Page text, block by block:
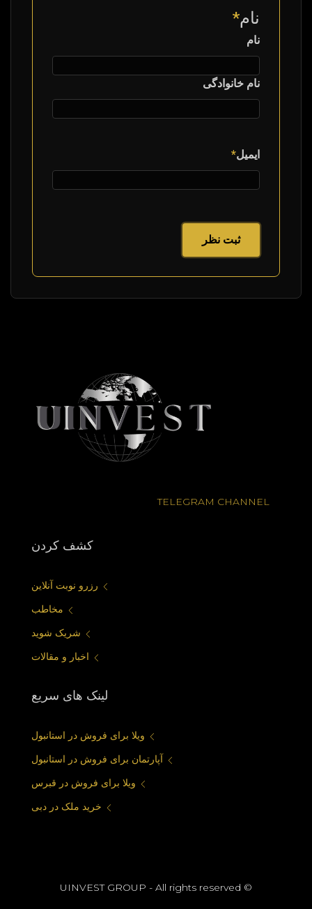
نام*
نام
نام خانوادگی
ایمیل*
TELEGRAM CHANNEL
كشف كردن
رزرو نوبت آنلاین
مخاطب
شریک شوید
اخبار و مقالات
لینک های سریع
ویلا برای فروش در استانبول
آپارتمان برای فروش در استانبول
ویلا برای فروش در قبرس
خرید ملک در دبی
© UINVEST GROUP - All rights reserved